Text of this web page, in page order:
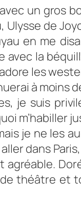
un gros
Ulysse de
en me
avec la
les
à moins
je suis
m’habiller
je ne les
dans Paris,
agréable.
théâtre et